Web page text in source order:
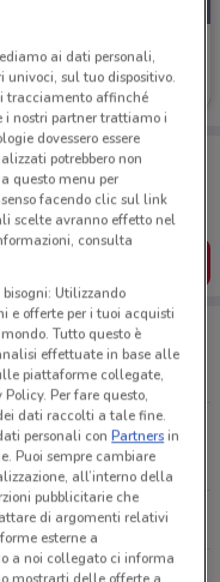
9.3 km
con te!
dei negozi vicino a te,
risparmio, comodamente
L’APP
Vito
i negozi Camicissima
ai dati personali,
sul tuo dispositivo.
tracciamento affinché
i nostri partner trattiamo i
dovessero essere
potrebbero non
questo menu per
facendo clic sul link
scelte avranno effetto nel
consulta
Utilizzando
e offerte per i tuoi acquisti
Tutto questo è
effettuate in base alle
piattaforme collegate,
Per fare questo,
dati raccolti a tale fine.
personali conPartnersin
Puoi sempre cambiare
all’interno della
pubblicitarie che
di argomenti relativi
esterne a
a noi collegato ci informa
mostrarti delle offerte a